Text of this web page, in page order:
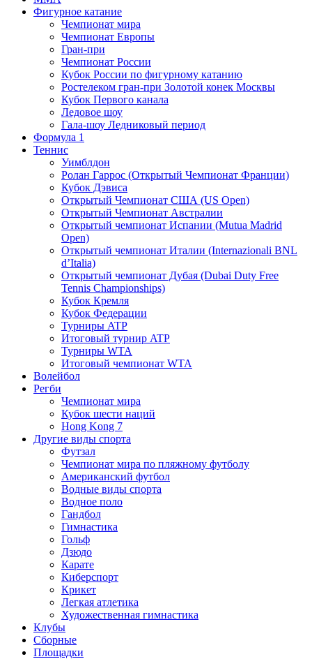
Фигурное катание
Чемпионат мира
Чемпионат Европы
Гран-при
Чемпионат России
Кубок России по фигурному катанию
Ростелеком гран-при Золотой конек Москвы
Кубок Первого канала
Ледовое шоу
Гала-шоу Ледниковый период
Формула 1
Теннис
Уимблдон
Ролан Гаррос (Открытый Чемпионат Франции)
Кубок Дэвиса
Открытый Чемпионат США (US Open)
Открытый Чемпионат Австралии
Открытый чемпионат Испании (Mutua Madrid
Open)
Открытый чемпионат Италии (Internazionali BNL
d’Italia)
Открытый чемпионат Дубая (Dubai Duty Free
Tennis Championships)
Кубок Кремля
Кубок Федерации
Турниры ATP
Итоговый турнир ATP
Турниры WTA
Итоговый чемпионат WTA
Волейбол
Регби
Чемпионат мира
Кубок шести наций
Hong Kong 7
Другие виды спорта
Футзал
Чемпионат мира по пляжному футболу
Американский футбол
Водные виды спорта
Водное поло
Гандбол
Гимнастика
Гольф
Дзюдо
Карате
Киберспорт
Крикет
Легкая атлетика
Художественная гимнастика
Клубы
Сборные
Площадки